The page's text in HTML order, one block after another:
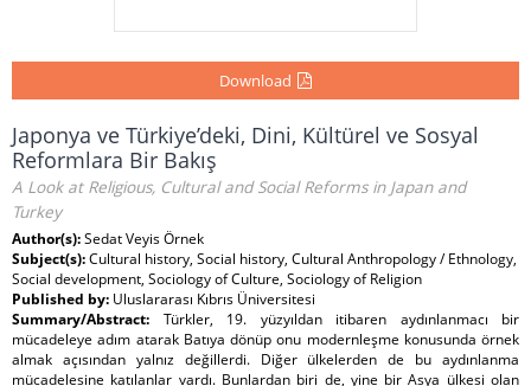
Download
Japonya ve Türkiye’deki, Dini, Kültürel ve Sosyal
Reformlara Bir Bakış
A Look at Religious, Cultural and Social Reforms in Japan and
Turkey
Author(s):Sedat Veyis Örnek
Subject(s):Cultural history, Social history, Cultural Anthropology / Ethnology,
Social development, Sociology of Culture, Sociology of Religion
Published by: Uluslararası Kıbrıs Üniversitesi
Summary/Abstract: Türkler, 19. yüzyıldan itibaren aydınlanmacı bir
mücadeleye adım atarak Batıya dönüp onu modernleşme konusunda örnek
almak açısından yalnız değillerdi. Diğer ülkelerden de bu aydınlanma
mücadelesine katılanlar vardı. Bunlardan biri de, yine bir Asya ülkesi olan